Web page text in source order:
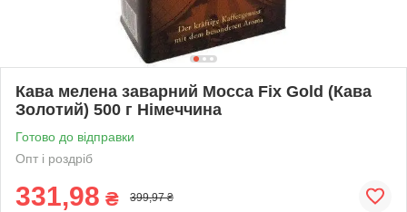
Кава мелена заварний Mocca Fix Gold (Кава
Золотий) 500 г Німеччина
Готово до відправки
Опт і роздріб
331,98 ₴ 399,97 ₴